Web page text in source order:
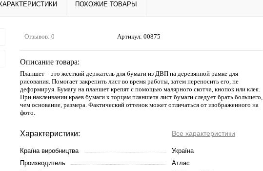
ПОХОЖИЕ ТОВАРЫ
Отзывов: 0 Артикул: 00875
Описание товара:
Планшет – это жесткий держатель для бумаги из ДВП на деревянной рамке для
рисования. Помогает закрепить лист во время работы, затем переносить его, не
деформируя. Бумагу на планшет крепят с помощью малярного скотча, кнопок или клея.
При наклеивании краев бумаги к торцам планшета лист бумаги следует брать большего,
чем основание, размера. Фактический оттенок может отличаться от изображенного на
фото.
Характеристики: Все характеристики
Країна виробництва
Україна
Производитель
Атлас